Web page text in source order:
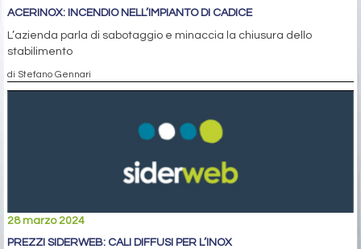
ACERINOX: INCENDIO NELL’IMPIANTO DI CADICE
L’azienda parla di sabotaggio e minaccia la chiusura dello
stabilimento
di Stefano Gennari
28 marzo 2024
PREZZI SIDERWEB: CALI DIFFUSI PER L’INOX